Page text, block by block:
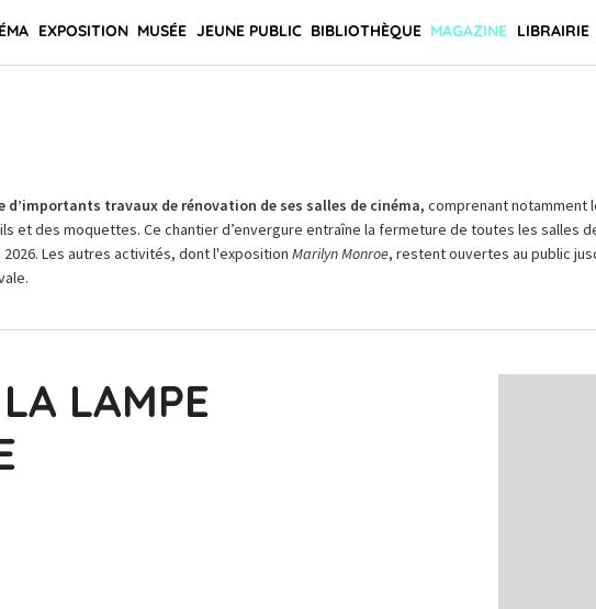
EXPOSITION MUSÉE JEUNE PUBLIC BIBLIOTHÈQUE MAGAZINE LIBRAIRIE
d’importants travaux de rénovation de ses salles de cinéma, comprenant notamment
et des moquettes. Ce chantier d’envergure entraîne la fermeture de toutes les salles
Les autres activités, dont l'exposition Marilyn Monroe, restent ouvertes au public
LAMPE